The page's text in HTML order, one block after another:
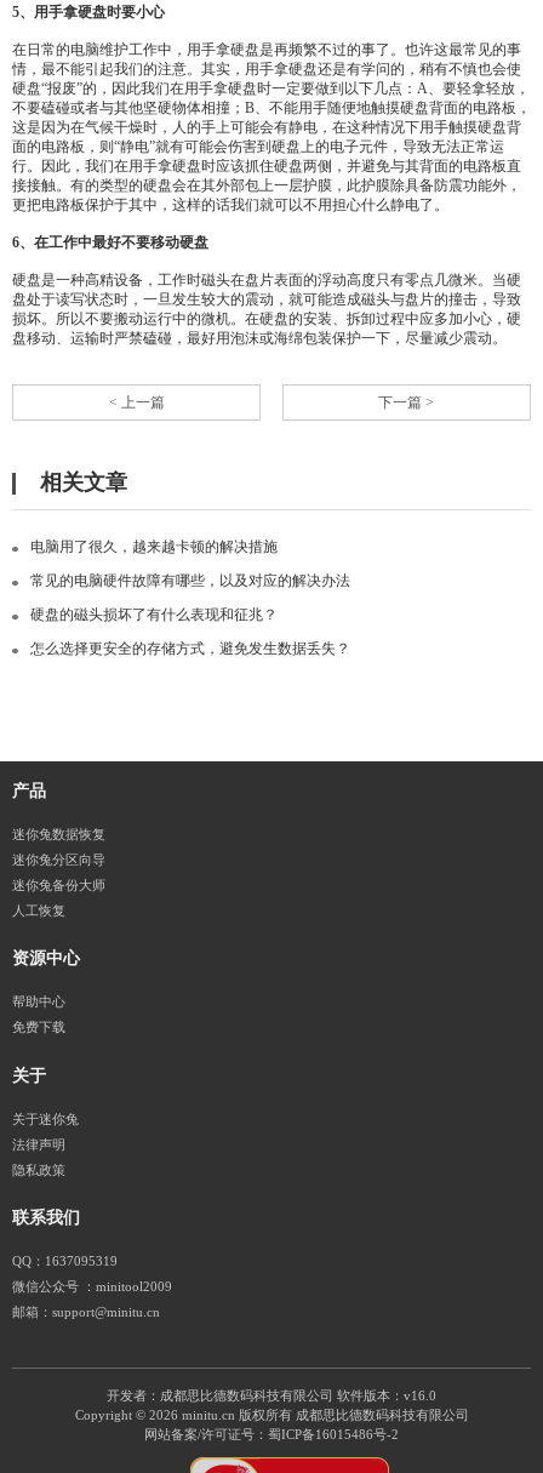
5、用手拿硬盘时要小心
在日常的电脑维护工作中，用手拿硬盘是再频繁不过的事了。也许这最常见的事
情，最不能引起我们的注意。其实，用手拿硬盘还是有学问的，稍有不慎也会使
硬盘“报废”的，因此我们在用手拿硬盘时一定要做到以下几点：A、要轻拿轻放，
不要磕碰或者与其他坚硬物体相撞；B、不能用手随便地触摸硬盘背面的电路板，
这是因为在气候干燥时，人的手上可能会有静电，在这种情况下用手触摸硬盘背
面的电路板，则“静电”就有可能会伤害到硬盘上的电子元件，导致无法正常运
行。因此，我们在用手拿硬盘时应该抓住硬盘两侧，并避免与其背面的电路板直
接接触。有的类型的硬盘会在其外部包上一层护膜，此护膜除具备防震功能外，
更把电路板保护于其中，这样的话我们就可以不用担心什么静电了。
6、在工作中最好不要移动硬盘
硬盘是一种高精设备，工作时磁头在盘片表面的浮动高度只有零点几微米。当硬
盘处于读写状态时，一旦发生较大的震动，就可能造成磁头与盘片的撞击，导致
损坏。所以不要搬动运行中的微机。在硬盘的安装、拆卸过程中应多加小心，硬
盘移动、运输时严禁磕碰，最好用泡沫或海绵包装保护一下，尽量减少震动。
< 上一篇 下一篇 >
相关文章
电脑用了很久，越来越卡顿的解决措施
常见的电脑硬件故障有哪些，以及对应的解决办法
硬盘的磁头损坏了有什么表现和征兆？
怎么选择更安全的存储方式，避免发生数据丢失？
产品
迷你兔数据恢复
迷你兔分区向导
迷你兔备份大师
人工恢复
资源中心
帮助中心
免费下载
关于
关于迷你兔
法律声明
隐私政策
联系我们
QQ：1637095319
微信公众号 ：minitool2009
邮箱：support@minitu.cn
开发者：成都思比德数码科技有限公司
软件版本：v16.0
Copyright © 2026 minitu.cn 版权所有 成都思比德数码科技有限公司
网站备案/许可证号： 蜀ICP备16015486号-2